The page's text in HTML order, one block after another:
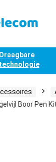
Draagbare
technologie
Boor Pen